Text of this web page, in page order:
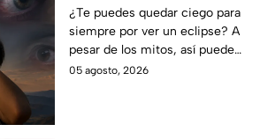
eclipse parcial: así
puedes observarlo de
forma segura
¿Te puedes quedar ciego para
siempre por ver un eclipse? A
pesar de los mitos, así puedes
observar un eclipse parcial y
05 agosto, 2026